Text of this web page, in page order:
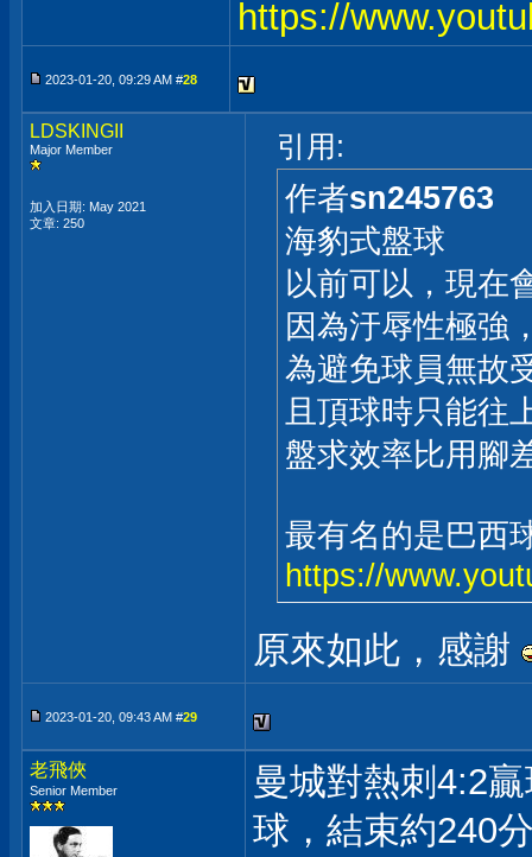
https://
2023-01-20, 09:29 AM #28
LDSKINGII
Major Member
加入日期: May 2021
文章: 250
引用:
作者sn245763
海豹式盤球
以前可以，現在
因為汙辱性極強
為避免球員無故
且頂球時只能往
盤求效率比用腳
最有名的是巴西
https://
原來如此，感謝
2023-01-20, 09:43 AM #29
老飛俠
Senior Member
曼城對熱刺4:2
球，結束約240